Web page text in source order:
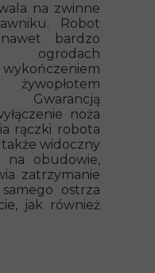
na zwinne
Robot
bardzo
ogrodach
noża
rączki robota
widoczny
na obudowie,
zatrzymanie
ostrza
jak również